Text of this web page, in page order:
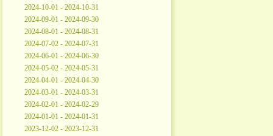
2024-10-01 - 2024-10-31
2024-09-01 - 2024-09-30
2024-08-01 - 2024-08-31
2024-07-02 - 2024-07-31
2024-06-01 - 2024-06-30
2024-05-02 - 2024-05-31
2024-04-01 - 2024-04-30
2024-03-01 - 2024-03-31
2024-02-01 - 2024-02-29
2024-01-01 - 2024-01-31
2023-12-02 - 2023-12-31